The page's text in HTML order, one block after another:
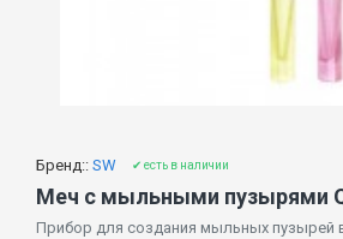
Бренд:: SW ✔ есть в наличии
Меч с мыльными пузырями
Прибор для создания мыльных пузырей